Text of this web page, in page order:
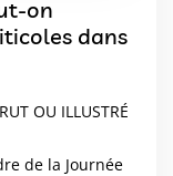
on
dans
OU ILLUSTRÉ
de la Journée